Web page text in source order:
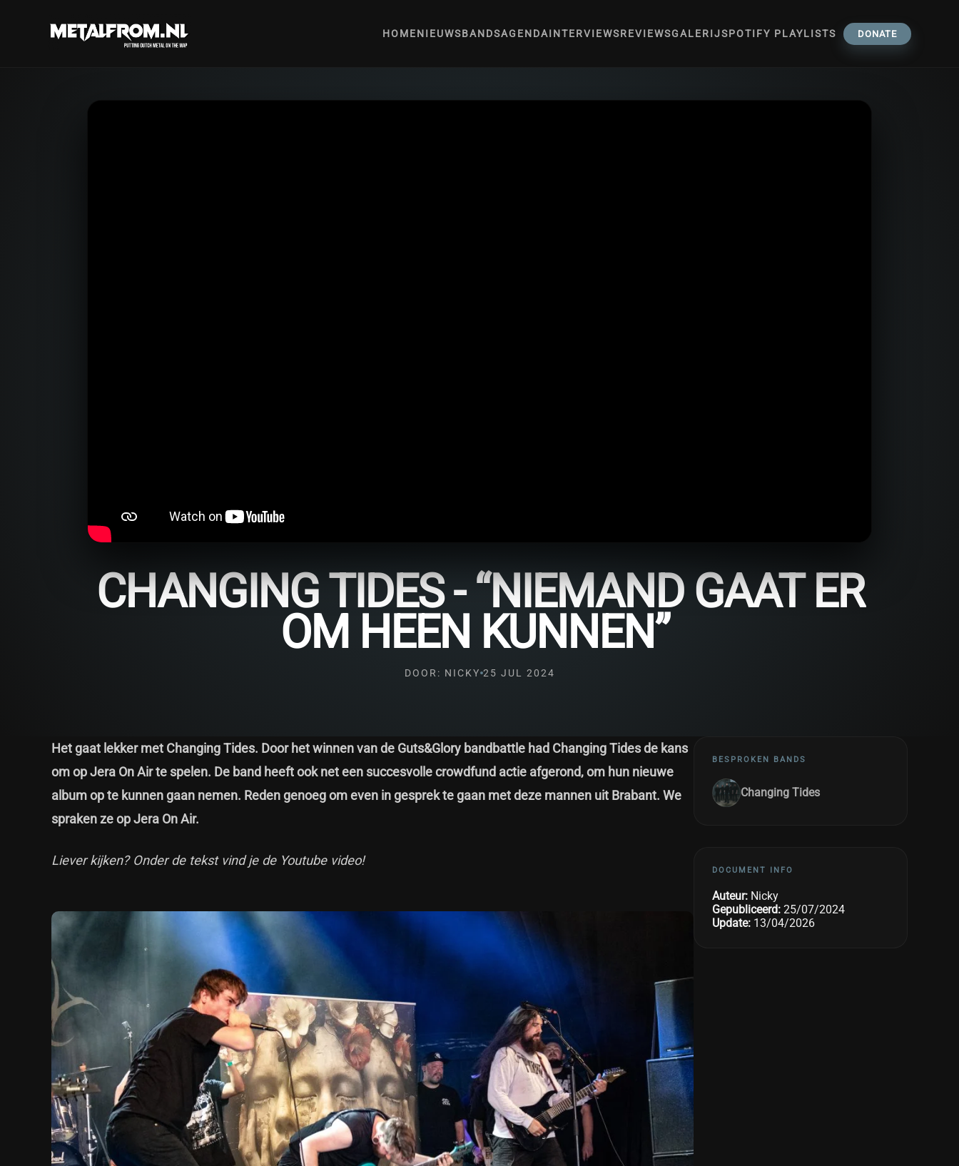
HOMENIEUWSBANDSAGENDAINTERVIEWSREVIEWSGALERIJSPOTIFY PLAYLISTS DONATE
CHANGING TIDES - “NIEMAND GAAT ER
OM HEEN KUNNEN”
DOOR: NICKY 25 JUL 2024
Het gaat lekker met Changing Tides. Door het winnen van de Guts&Glory bandbattle had Changing Tides de kans
om op Jera On Air te spelen. De band heeft ook net een succesvolle crowdfund actie afgerond, om hun nieuwe
album op te kunnen gaan nemen. Reden genoeg om even in gesprek te gaan met deze mannen uit Brabant. We
spraken ze op Jera On Air.
Liever kijken? Onder de tekst vind je de Youtube video!
BESPROKEN BANDS
Changing Tides
DOCUMENT INFO
Auteur: Nicky
Gepubliceerd: 25/07/2024
Update: 13/04/2026